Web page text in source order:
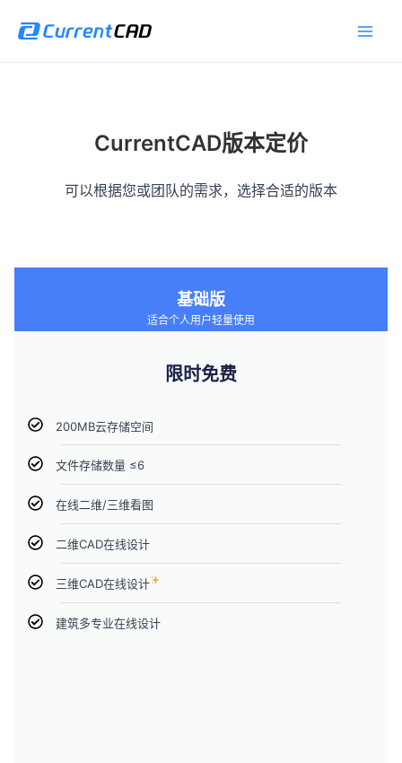
CurrentCAD版本定价
可以根据您或团队的需求，选择合适的版本
基础版
适合个人用户轻量使用
限时免费
200MB云存储空间
文件存储数量 ≤6
在线二维/三维看图
二维CAD在线设计
三维CAD在线设计
建筑多专业在线设计